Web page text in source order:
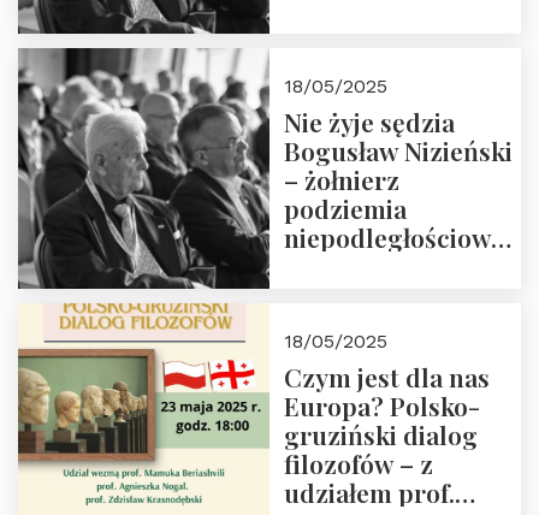
18/05/2025
Nie żyje sędzia
Bogusław Nizieński
– żołnierz
podziemia
niepodległościowego
społeczny, członek
Kapituły Nagrody
im. Prezydenta
Lecha
Kaczyńskiego.
Wielki autorytet.
18/05/2025
Czym jest dla nas
Europa? Polsko-
gruziński dialog
filozofów – z
udziałem prof.